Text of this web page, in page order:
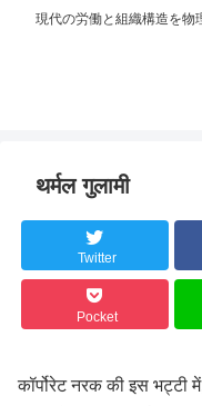
現代の労働と組織構造を物
थर्मल गुलामी
Twitter
Pocket
कॉर्पोरेट नरक की इस भट्टी